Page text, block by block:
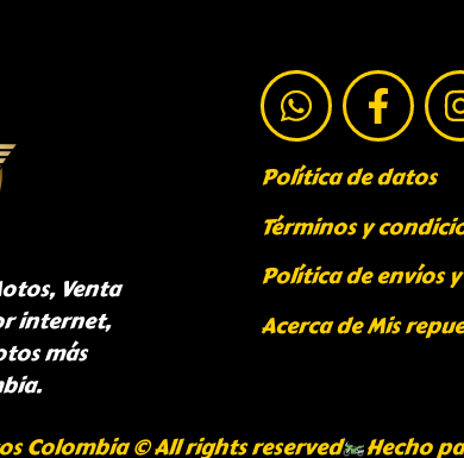
Venta
internet,
más
Política de datos
Términos y
Política de envíos
Acerca de Mis
Colombia © All rights reserved Hecho